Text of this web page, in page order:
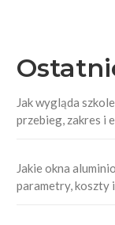
Jak wygląda
przebieg, zakres i
Jakie okna
parametry, koszty